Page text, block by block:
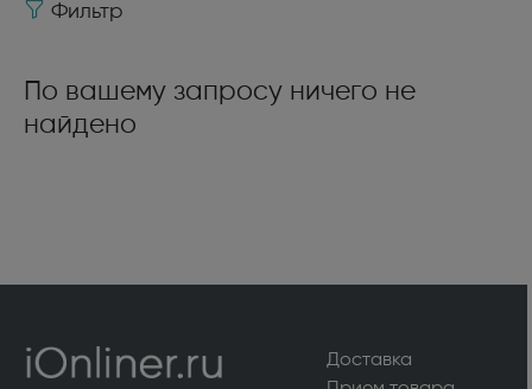
Фильтр
По вашему запросу ничего не
найдено
Доставка